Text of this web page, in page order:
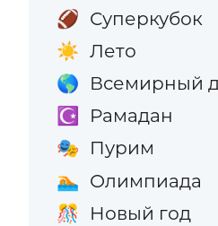
🏈 Суперкубок
☀️ Лето
🌎 Всемирный
☪️ Рамадан
🎭 Пурим
🏊 Олимпиада
🎊 Новый год